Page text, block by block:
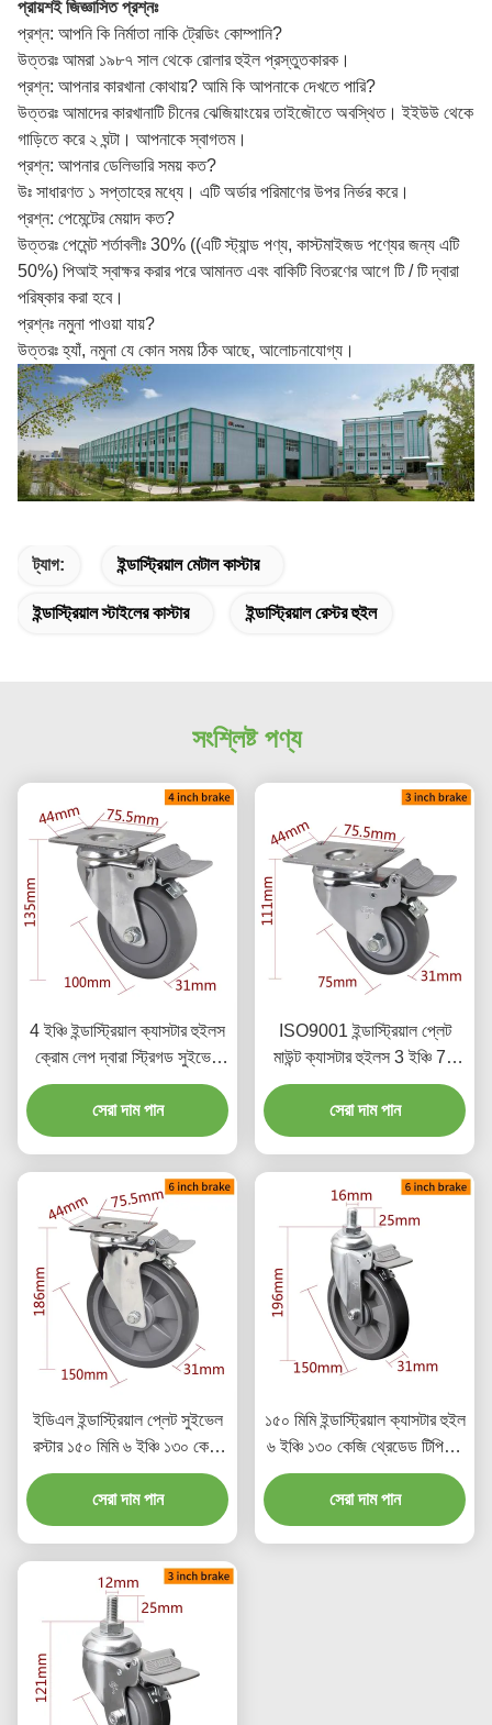
প্রায়শই জিজ্ঞাসিত প্রশ্নঃ
প্রশ্ন: আপনি কি নির্মাতা নাকি ট্রেডিং কোম্পানি?
উত্তরঃ আমরা ১৯৮৭ সাল থেকে রোলার হুইল প্রস্তুতকারক।
প্রশ্ন: আপনার কারখানা কোথায়? আমি কি আপনাকে দেখতে পারি?
উত্তরঃ আমাদের কারখানাটি চীনের ঝেজিয়াংয়ের তাইজৌতে অবস্থিত। ইইউউ থেকে
গাড়িতে করে ২ ঘন্টা। আপনাকে স্বাগতম।
প্রশ্ন: আপনার ডেলিভারি সময় কত?
উঃ সাধারণত ১ সপ্তাহের মধ্যে। এটি অর্ডার পরিমাণের উপর নির্ভর করে।
প্রশ্ন: পেমেন্টের মেয়াদ কত?
উত্তরঃ পেমেন্ট শর্তাবলীঃ 30% ((এটি স্ট্যান্ড পণ্য, কাস্টমাইজড পণ্যের জন্য এটি
50%) পিআই স্বাক্ষর করার পরে আমানত এবং বাকিটি বিতরণের আগে টি / টি দ্বারা
পরিষ্কার করা হবে।
প্রশ্নঃ নমুনা পাওয়া যায়?
উত্তরঃ হ্যাঁ, নমুনা যে কোন সময় ঠিক আছে, আলোচনাযোগ্য।
ট্যাগ: ইন্ডাস্ট্রিয়াল মেটাল কাস্টার
ইন্ডাস্ট্রিয়াল স্টাইলের কাস্টার ইন্ডাস্ট্রিয়াল রেস্টর হুইল
সংশ্লিষ্ট পণ্য
4 ইঞ্চি ইন্ডাস্ট্রিয়াল ক্যাসটার হুইলস
ক্রোম লেপ দ্বারা স্ট্রিগড সুইভেল
এবং ব্রেক
সেরা দাম পান
ISO9001 ইন্ডাস্ট্রিয়াল প্লেট
মাউন্ট ক্যাসটার হুইলস 3 ইঞ্চি 75
মিমি 5723P-77
সেরা দাম পান
ইডিএল ইন্ডাস্ট্রিয়াল প্লেট সুইভেল
রস্টার ১৫০ মিমি ৬ ইঞ্চি ১৩০ কেজি
লোড ক্রোম লেপ
সেরা দাম পান
১৫০ মিমি ইন্ডাস্ট্রিয়াল ক্যাসটার হুইল
৬ ইঞ্চি ১৩০ কেজি থ্রেডেড টিপিইউ
ক্যাসটার
সেরা দাম পান